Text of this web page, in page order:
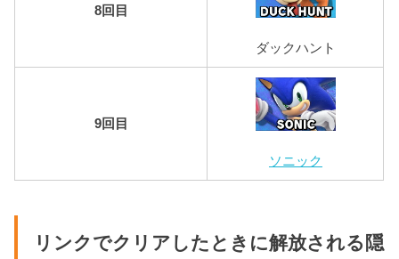
8回目
ダックハント
9回目
ソニック
リンクでクリアしたときに解放される隠